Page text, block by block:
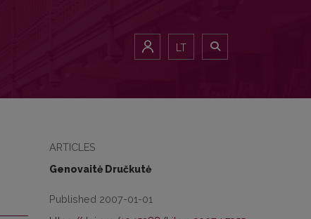
LT
ARTICLES
Genovaitė Dručkutė
Published 2007-01-01